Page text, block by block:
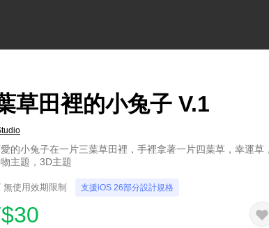
草田裡的小兔子 V.1
的小兔子在一片三葉草田裡，手裡拿著一片四葉草，幸運草，
主題，3D主題
無使用效期限制 支援iOS 26部分設計規格